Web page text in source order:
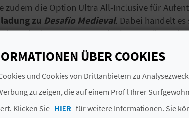
zudem die Option Ultra All-Inclusive für
zu Desafío Medieval. Dabei handelt
in der Burg von Nottingham. Spüren Sie
und planen Sie Ihren
der Parzellen
270
ÜBER COOKIES
und Cookies von Drittanbietern zu
zu zeigen, die auf einem Profil Ihrer
Klicken Sie HIER für weitere Informationen. Sie